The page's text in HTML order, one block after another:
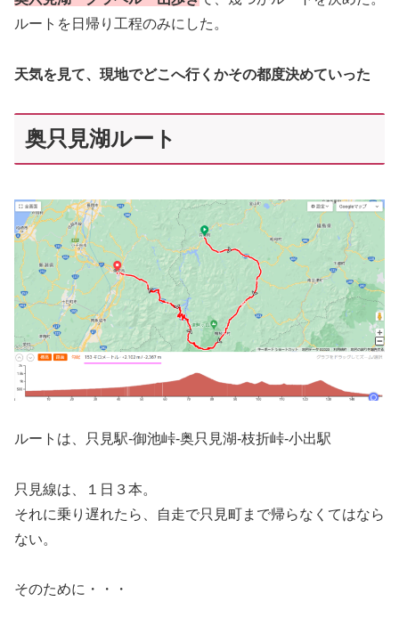
ルートを日帰り工程のみにした。
天気を見て、現地でどこへ行くかその都度決めていった
奥只見湖ルート
ルートは、只見駅-御池峠-奥只見湖-枝折峠-小出駅
只見線は、１日３本。
それに乗り遅れたら、自走で只見町まで帰らなくてはなら
ない。
そのために・・・